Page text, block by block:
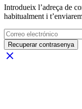
Introdueix l’adreça de
habitualment i
Recuperar contrasenya
close